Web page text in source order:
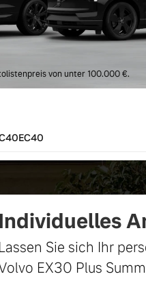
von unter 100.000 €.
EC40
Individuelles
Lassen Sie sich Ihr
EX30 Plus